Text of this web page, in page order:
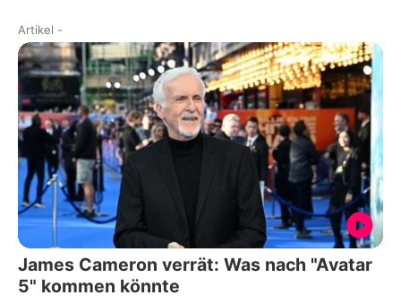
Artikel -
James Cameron verrät: Was nach "Avatar
5" kommen könnte